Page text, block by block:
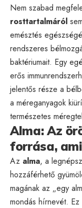
Nem szabad
rosttartalmáról
emésztés
rendszeres
baktériumait. Egy
erős
jelentős része a
a méreganyagok
természetes
Alma: Az
forrása,
Az alma, a
hozzáférhető
magának az „egy
mondás hírnevét.